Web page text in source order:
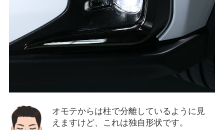
オモテからは柱で分離しているように見
えますけど、これは独自形状です。